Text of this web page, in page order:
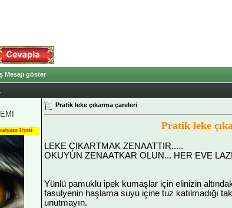
Mesajı göster
Pratik leke çıkarma çareleri
Pratik leke
LEKE ÇIKARTMAK ZENAATTIR.....
OKUYUN ZENAATKAR OLUN... HER EVE
Yünlü pamuklu ipek kumaşlar için elinizin
fasulyenin haşlama suyu içine tuz katılmadığı
unutmayın.